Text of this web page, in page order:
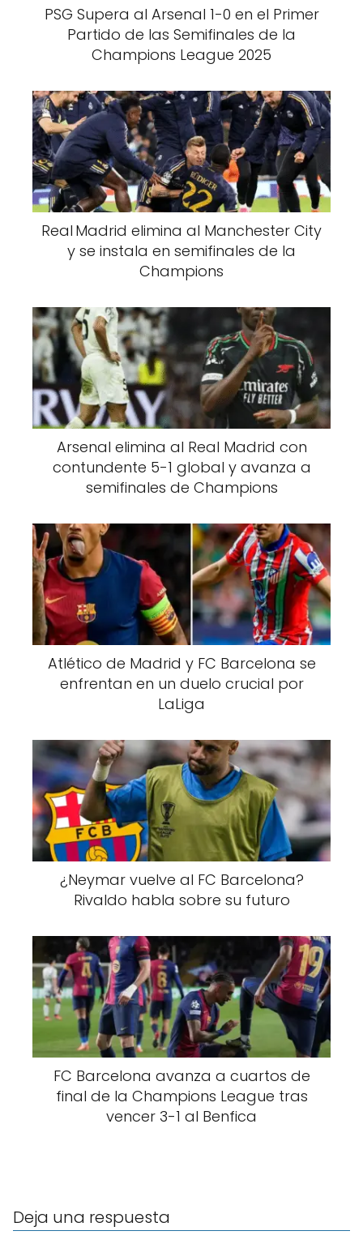
PSG Supera al Arsenal 1-0 en el Primer
Partido de las Semifinales de la
Champions League 2025
Real Madrid elimina al Manchester City
y se instala en semifinales de la
Champions
Arsenal elimina al Real Madrid con
contundente 5-1 global y avanza a
semifinales de Champions
Atlético de Madrid y FC Barcelona se
enfrentan en un duelo crucial por
LaLiga
¿Neymar vuelve al FC Barcelona?
Rivaldo habla sobre su futuro
FC Barcelona avanza a cuartos de
final de la Champions League tras
vencer 3-1 al Benfica
Deja una respuesta